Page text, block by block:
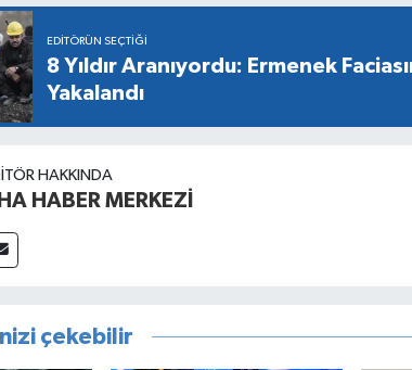
EDITÖRÜN SEÇTIĞI
8 Yıldır Aranıyordu: Ermenek
Yakalandı
HAKKINDA
HABER MERKEZİ
çekebilir